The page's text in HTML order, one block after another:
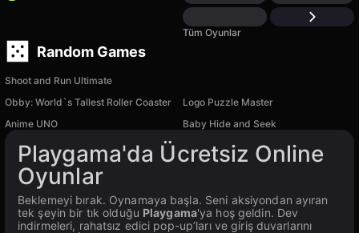
Tüm Oyunlar
Random Games
Shoot and Run Ultimate
Obby: World`s Tallest Roller Coaster
Logo Puzzle Master
Anime UNO
Baby Hide and Seek
Playgama'da Ücretsiz Online
Oyunlar
Beklemeyi bırak. Oynamaya başla. Seni aksiyondan ayıran
tek şeyin bir tık olduğu Playgama'ya hoş geldin. Dev
indirmeleri, rahatsız edici pop-up’ları ve giriş duvarlarını